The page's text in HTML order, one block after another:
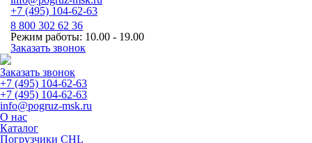
+7 (495) 104-62-63
8 800 302 62 36
Режим работы: 10.00 - 19.00
Заказать звонок
Заказать звонок
+7 (495) 104-62-63
+7 (495) 104-62-63
info@pogruz-msk.ru
О нас
Каталог
Погрузчики CHL